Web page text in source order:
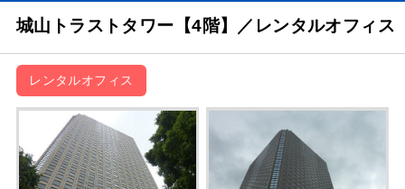
城山トラストタワー【4階】／レンタルオフィス
レンタルオフィス